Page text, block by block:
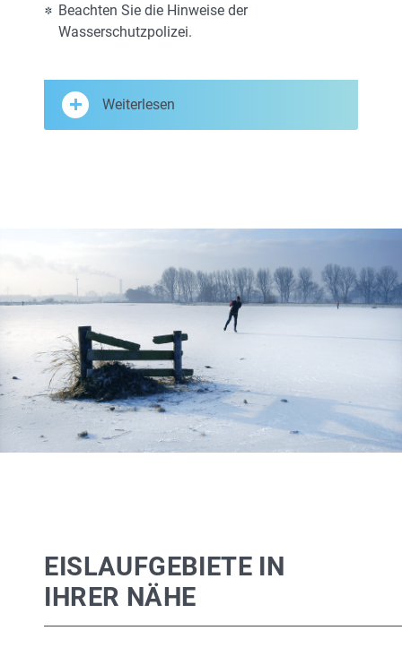
Beachten Sie die Hinweise der
Wasserschutzpolizei.
Weiterlesen
EISLAUFGEBIETE IN
IHRER NÄHE